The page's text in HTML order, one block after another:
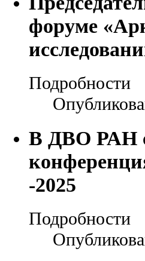
форуме
Подробности
В ДВО РАН
-2025
Подробности